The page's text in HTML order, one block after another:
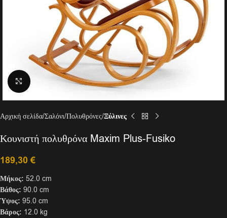
Click to enlarge
Αρχική σελίδα Σαλόνι Πολυθρόνες Ξύλινες
Κουνιστή πολυθρόνα Maxim Plus-Fusiko
189,30€
Μήκος: 52.0 cm
Βάθος: 90.0 cm
Ύψος: 95.0 cm
Βάρος: 12.0 kg